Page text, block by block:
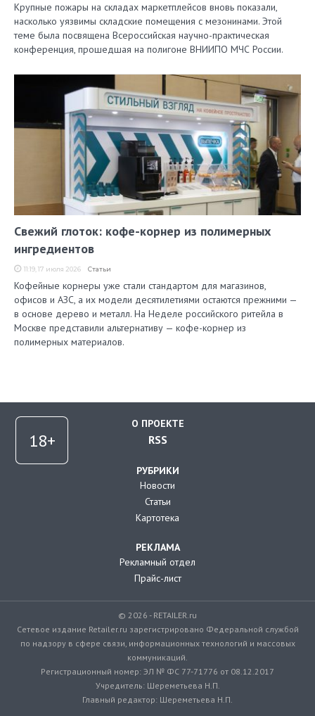
Крупные пожары на складах маркетплейсов вновь показали,
насколько уязвимы складские помещения с мезонинами. Этой
теме была посвящена Всероссийская научно-практическая
конференция, прошедшая на полигоне ВНИИПО МЧС России.
Свежий глоток: кофе-корнер из полимерных
ингредиентов
11:19, 17 июля 2026 Статьи
Кофейные корнеры уже стали стандартом для магазинов,
офисов и АЗС, а их модели десятилетиями остаются прежними —
в основе дерево и металл. На Неделе российского ритейла в
Москве представили альтернативу — кофе-корнер из
полимерных материалов.
О ПРОЕКТЕ
RSS
РУБРИКИ
Новости
Статьи
Картотека
РЕКЛАМА
Рекламный отдел
Прайс-лист
© 2026 - RETAILER.ru
Сетевое издание Retailer.ru зарегистрировано Федеральной службой
по надзору в сфере связи, информационных технологий и массовых
коммуникаций.
Регистрационный номер: ЭЛ № ФС 77-71776 от 08.12.2017
Учредитель: Шереметьева Н.П.
Главный редактор: Шереметьева Н.П.